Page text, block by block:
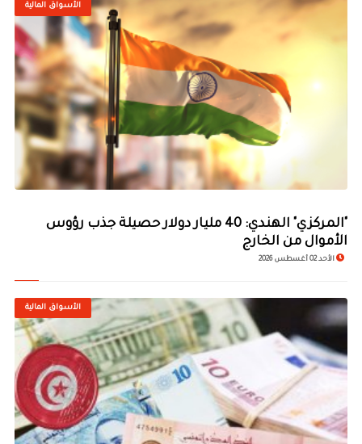
الأسواق المالية
"المركزي" الهندي: 40 مليار دولار حصيلة جذب رؤوس
الأموال من الخارج
الأحد 02 أغسطس 2026
الأسواق المالية